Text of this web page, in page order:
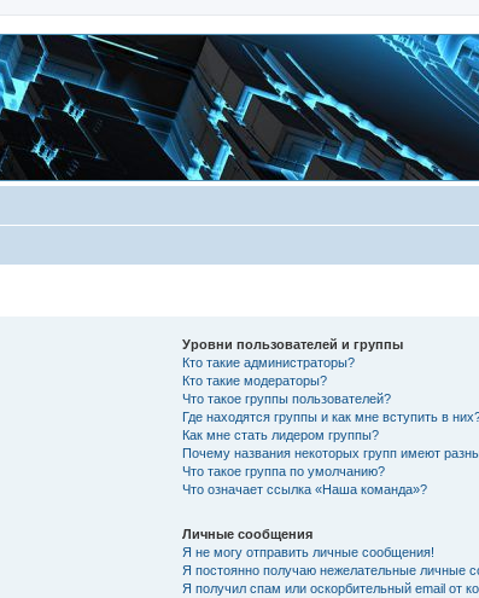
Уровни пользователей и группы
Кто такие администраторы?
Кто такие модераторы?
Что такое группы пользователей?
Где находятся группы и как мне вступить в
Как мне стать лидером группы?
Почему названия некоторых групп имеют
Что такое группа по умолчанию?
Что означает ссылка «Наша команда»?
Личные сообщения
Я не могу отправить личные сообщения!
Я постоянно получаю нежелательные личные
Я получил спам или оскорбительный email от